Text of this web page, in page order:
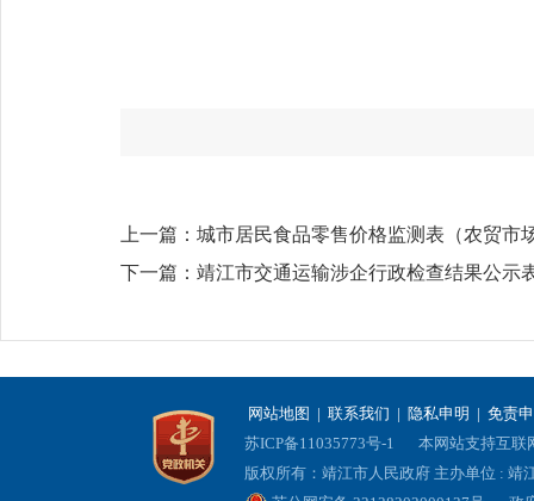
上一篇： 城市居民食品零售价格监测表（农贸市
下一篇： 靖江市交通运输涉企行政检查结果公示
网站地图 | 联系我们 | 隐私申明 | 免责
苏ICP备11035773号-1
本网站支持互联
版权所有：靖江市人民政府 主办单位 : 靖